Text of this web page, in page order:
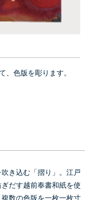
、色版を彫ります。
き込む「摺り」。江戸
だす越前奉書和紙を使
数の色版を一枚一枚寸